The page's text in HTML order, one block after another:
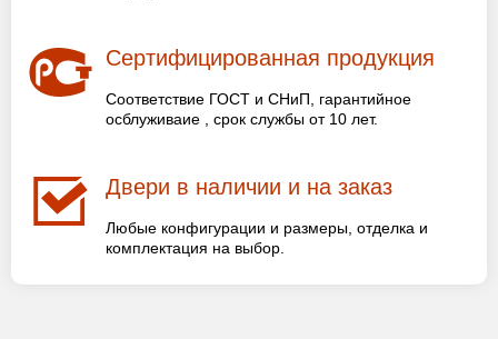
Сертифицированная продукция
Соответствие ГОСТ и СНиП, гарантийное
осблуживаие , срок службы от 10 лет.
Двери в наличии и на заказ
Любые конфигурации и размеры, отделка и
комплектация на выбор.